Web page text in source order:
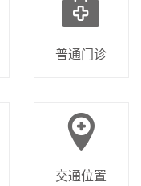
普通门诊
交通位置